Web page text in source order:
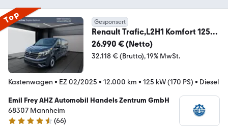
Top Gesponsert
Renault Trafic,L2H1 Komfort 125
kW, 4-trg. AHK, Laderaum
26.990 € (Netto)
32.118 € (Brutto) 19% MwSt.
Kastenwagen • EZ 02/2025 • 12.000 km • 125 kW (170 PS) • Diesel
Emil Frey AHZ Automobil Handels Zentrum GmbH
68307 Mannheim
4.7 Sterne
(66)